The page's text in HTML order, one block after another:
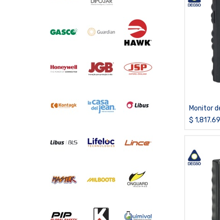
Monitor
H2S,
$ 1,817.69